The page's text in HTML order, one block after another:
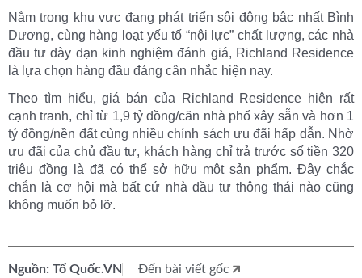
Nằm trong khu vực đang phát triển sôi động bậc nhất Bình
Dương, cùng hàng loạt yếu tố “nội lực” chất lượng, các nhà
đầu tư dày dạn kinh nghiệm đánh giá, Richland Residence
là lựa chọn hàng đầu đáng cân nhắc hiện nay.
Theo tìm hiểu, giá bán của Richland Residence hiện rất
cạnh tranh, chỉ từ 1,9 tỷ đồng/căn nhà phố xây sẵn và hơn 1
tỷ đồng/nền đất cùng nhiều chính sách ưu đãi hấp dẫn. Nhờ
ưu đãi của chủ đầu tư, khách hàng chỉ trả trước số tiền 320
triệu đồng là đã có thể sở hữu một sản phẩm. Đây chắc
chắn là cơ hội mà bất cứ nhà đầu tư thông thái nào cũng
không muốn bỏ lỡ.
Nguồn: Tổ Quốc.VN
Đến bài viết gốc